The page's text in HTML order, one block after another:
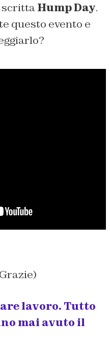
scrittaHump Day.
questo evento e
lavoro. Tutto
mai avuto il